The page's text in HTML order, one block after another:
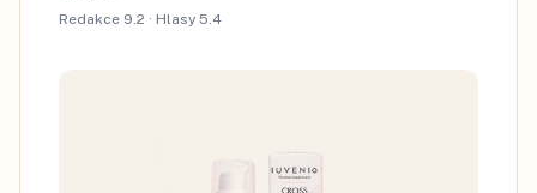
Redakce 9.2 · Hlasy 5.4